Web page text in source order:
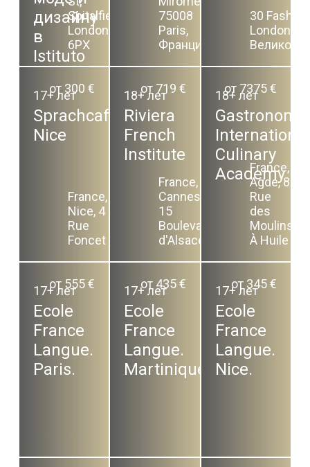
дизайну
в
Istituto
Spitalfields,
London E1
6PX
75008
Paris,
Франция
30
London E1
17+ лет
Sprachcaffe.
Nice
от 300 €
France,
Nice, 4
Rue
Foncet
18+ лет
Riviera
French
Institute
от 719 €
France,
Cannes,
15
Boulevard
d'Alsace
18+ лет
International
Culinary
Academy
от 7375 €
France,
Agde, 8
Rue
des
Moulins
À Huile
17+ лет
Ecole
France
Langue.
Paris.
от 555 € 17+ лет
Ecole
France
Langue.
Martinique.
от 435 € 17+ лет
Ecole
France
Langue.
Nice.
от 345 €